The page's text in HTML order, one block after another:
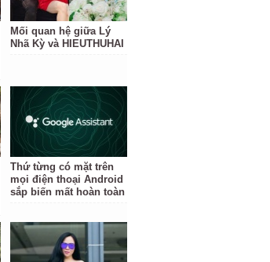
Mối quan hệ giữa Lý
Nhã Kỳ và HIEUTHUHAI
Thứ từng có mặt trên
mọi điện thoại Android
sắp biến mất hoàn toàn